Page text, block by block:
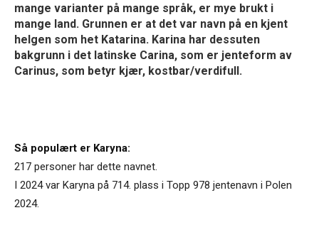
mange varianter på mange språk, er mye brukt i
mange land. Grunnen er at det var navn på en kjent
helgen som het Katarina. Karina har dessuten
bakgrunn i det latinske Carina, som er jenteform av
Carinus, som betyr kjær, kostbar/verdifull.
Så populært er Karyna:
217 personer har dette navnet.
I 2024 var Karyna på 714. plass i Topp 978 jentenavn i Polen
2024.